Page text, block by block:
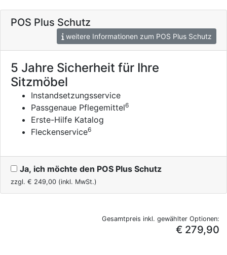
POS Plus Schutz
weitere Informationen zum POS Plus Schutz
5 Jahre Sicherheit für Ihre
Sitzmöbel
Instandsetzungsservice
Passgenaue Pflegemittel6
Erste-Hilfe Katalog
Fleckenservice6
Ja, ich möchte den POS Plus Schutz
zzgl. € 249,00 (inkl. MwSt.)
Gesamtpreis inkl. gewählter Optionen:
€ 279,90